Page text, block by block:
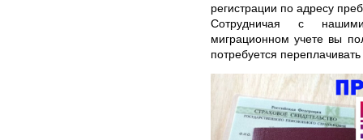
регистрации по адресу
Сотрудничая с
миграционном учете вы
потребуется переплачивать